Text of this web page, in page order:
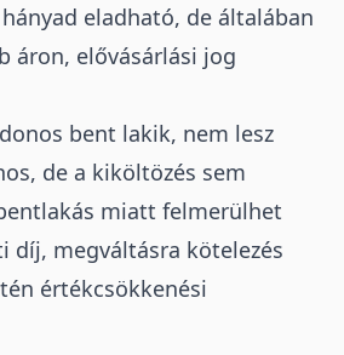
eladható, de általában
áron, elővásárlási jog
bent lakik, nem lesz
de a kiköltözés sem
miatt felmerülhet
díj, megváltásra kötelezés
értékcsökkenési